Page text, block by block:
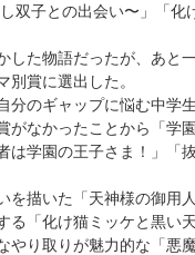
双子との出会い〜」「化
した物語だったが、あと
別賞に選出した。
分のギャップに悩む中学
がなかったことから「学
は学園の王子さま！」「
を描いた「天神様の御
る「化け猫ミッケと黒い
やり取りが魅力的な「悪